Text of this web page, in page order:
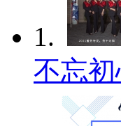
1.
不忘